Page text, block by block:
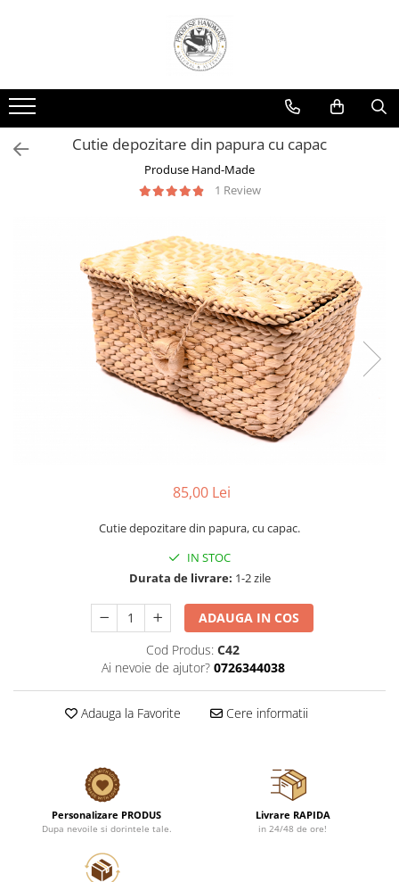
Cutie depozitare din papura cu capac
Produse Hand-Made
1 Review
85,00 Lei
Cutie depozitare din papura, cu capac.
IN STOC
Durata de livrare: 1-2 zile
ADAUGA IN COS
Cod Produs: C42
Ai nevoie de ajutor? 0726344038
Adauga la Favorite Cere informatii
Personalizare PRODUS
Dupa nevoile si dorintele tale.
Livrare RAPIDA
in 24/48 de ore!